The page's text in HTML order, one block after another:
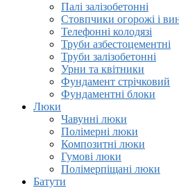
Палі залізобетонні
Стовпчики огорожі і
Телефонні колодязі
Труби азбестоцементні
Труби залізобетонні
Урни та квітники
Фундамент стрічковий
Фундаментні блоки
Люки
Чавунні люки
Полімерні люки
Композитні люки
Гумові люки
Полімерпіщані люки
Батути